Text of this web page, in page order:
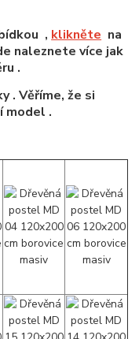
, klikněte na
naleznete více jak
.
. Věříme, že si
model .